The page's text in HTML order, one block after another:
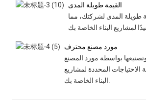
القيمة طويلة المدى
طويلة المدى لشركتك، مما
مورد مصنع محترف
بواسطة مورد المصنع
الاحتياجات المحددة لمشاريع
البناء الخاصة بك.